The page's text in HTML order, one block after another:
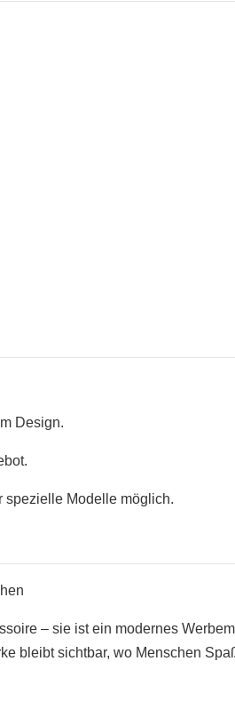
Design.
spezielle Modelle möglich.
– sie ist ein modernes
bleibt sichtbar, wo Menschen